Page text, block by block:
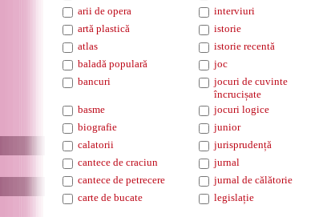
arii de opera
interviuri
artă plastică
istorie
atlas
istorie recentă
baladă populară
joc
bancuri
jocuri de cuvinte
încrucișate
basme jocuri logice
biografie
junior
calatorii
jurisprudență
cantece de craciun
jurnal
cantece de petrecere
jurnal de călătorie
carte de bucate
legislație